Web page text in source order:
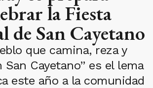
la Fiesta
de San Cayetano
que camina, reza y
San Cayetano” es el lema
este año a la comunidad